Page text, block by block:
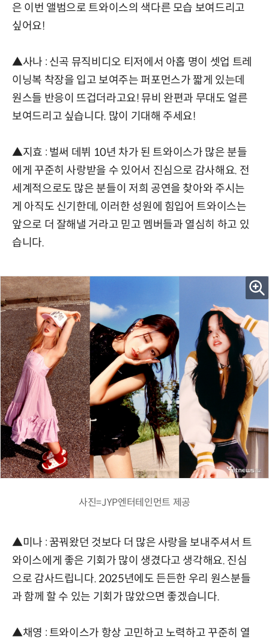
은 이번 앨범으로 트와이스의 색다른 모습 보여드리고
싶어요!
▲사나 : 신곡 뮤직비디오 티저에서 아홉 명이 셋업 트레
이닝복 착장을 입고 보여주는 퍼포먼스가 짧게 있는데
원스들 반응이 뜨겁더라고요! 뮤비 완편과 무대도 얼른
보여드리고 싶습니다. 많이 기대해 주세요!
▲지효 : 벌써 데뷔 10년 차가 된 트와이스가 많은 분들
에게 꾸준히 사랑받을 수 있어서 진심으로 감사해요. 전
세계적으로도 많은 분들이 저희 공연을 찾아와 주시는
게 아직도 신기한데, 이러한 성원에 힘입어 트와이스는
앞으로 더 잘해낼 거라고 믿고 멤버들과 열심히 하고 있
습니다.
사진=JYP엔터테인먼트 제공
▲미나 : 꿈꿔왔던 것보다 더 많은 사랑을 보내주셔서 트
와이스에게 좋은 기회가 많이 생겼다고 생각해요. 진심
으로 감사드립니다. 2025년에도 든든한 우리 원스분들
과 함께 할 수 있는 기회가 많았으면 좋겠습니다.
▲채영 : 트와이스가 항상 고민하고 노력하고 꾸준히 열